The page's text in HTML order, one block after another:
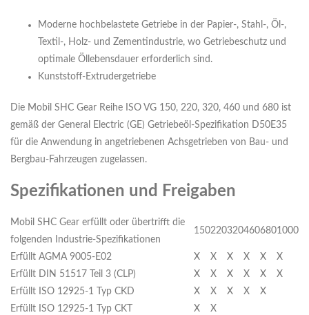
Moderne hochbelastete Getriebe in der Papier-, Stahl-, Öl-,
Textil-, Holz- und Zementindustrie, wo Getriebeschutz und
optimale Öllebensdauer erforderlich sind.
Kunststoff-Extrudergetriebe
Die Mobil SHC Gear Reihe ISO VG 150, 220, 320, 460 und 680 ist
gemäß der General Electric (GE) Getriebeöl-Spezifikation D50E35
für die Anwendung in angetriebenen Achsgetrieben von Bau- und
Bergbau-Fahrzeugen zugelassen.
Spezifikationen und Freigaben
Mobil SHC Gear erfüllt oder übertrifft die
folgenden Industrie-Spezifikationen
1502203204606801000
Erfüllt AGMA 9005-E02 X X X X X
X
Erfüllt DIN 51517 Teil 3 (CLP)
X X X X X
X
Erfüllt ISO 12925-1 Typ CKD
X X X X
X
Erfüllt ISO 12925-1 Typ CKT
X X